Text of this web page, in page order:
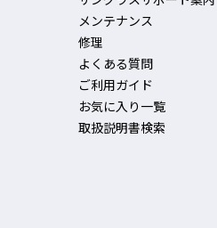
メンテナンス
修理
よくある質問
ご利用ガイド
お気に入り一覧
取扱説明書検索